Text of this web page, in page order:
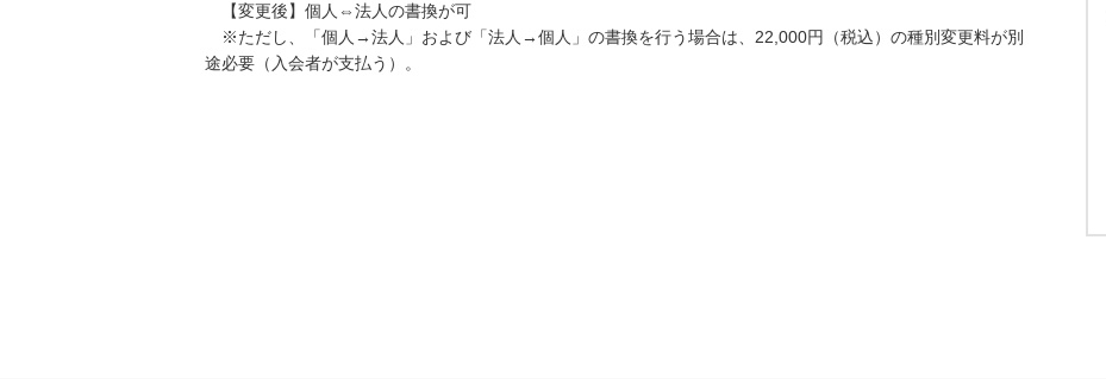
【変更後】個人⇔法人の書換が可
※ただし、「個人→法人」および「法人→個人」の書換を行う場合は、22,000円（税込）の種別変更料が別
途必要（入会者が支払う）。